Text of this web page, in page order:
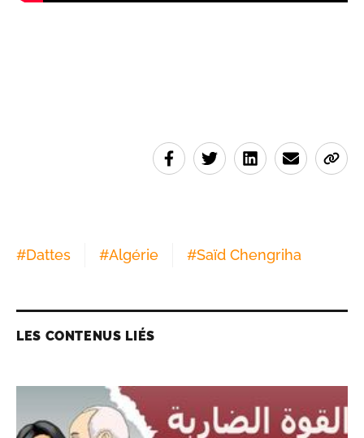
#Dattes #Algérie #Saïd Chengriha
LES CONTENUS LIÉS